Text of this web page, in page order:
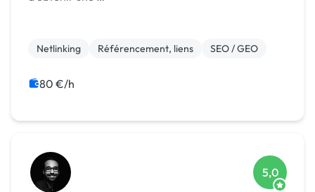
Netlinking Référencement, liens SEO / GEO
80 €/h
5,0